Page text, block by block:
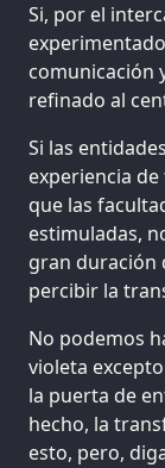
Si, por el
comunicación
refinado al
Si las
experiencia
que las
estimuladas,
gran duración
percibir la
No podemos
violeta
la puerta de
hecho, la
esto, pero,